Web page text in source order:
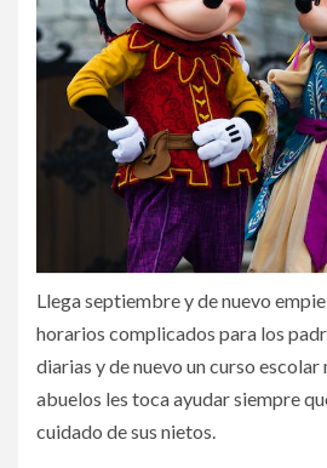
Llega septiembre y de nuevo
horarios complicados para los
diarias y de nuevo un curso escolar
abuelos les toca ayudar siempre
cuidado de sus nietos.